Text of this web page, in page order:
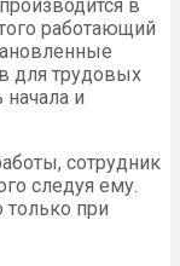
в
работающий
для трудовых
и
сотрудник
следуя ему.
только при